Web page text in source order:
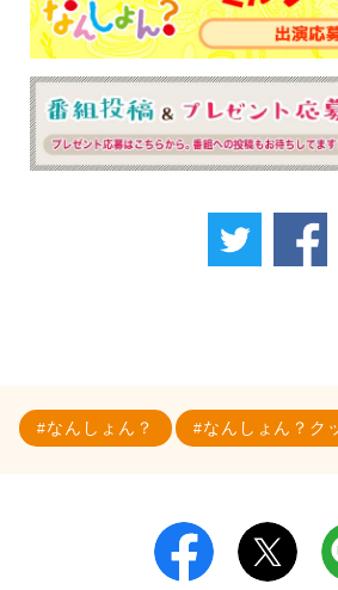
なんしょん？ なんしょん？ク